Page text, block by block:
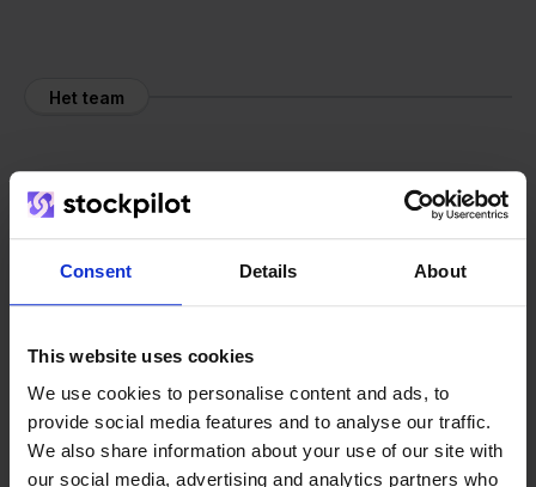
Consent Details About
This website uses cookies
We use cookies to personalise content and ads, to
provide social media features and to analyse our traffic.
We also share information about your use of our site with
our social media, advertising and analytics partners who
Het team